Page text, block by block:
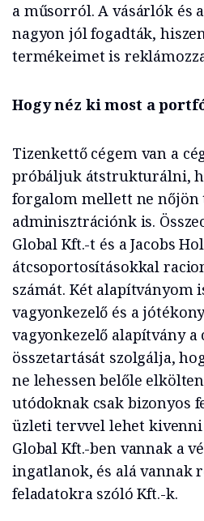
a műsorról. A vásárlók és
nagyon jól fogadták,
termékeimet is
Hogy néz ki most a
Tizenkettő cégem van a
próbáljuk átstrukturálni,
forgalom mellett ne nőjön
adminisztrációnk is.
Global Kft.-t és a Jacobs
átcsoportosításokkal
számát. Két alapítványom
vagyonkezelő és a
vagyonkezelő alapítvány a
összetartását szolgálja,
ne lehessen belőle
utódoknak csak bizonyos
üzleti tervvel lehet kivenni
Global Kft.-ben vannak a
ingatlanok, és alá vannak
feladatokra szóló Kft.-k.